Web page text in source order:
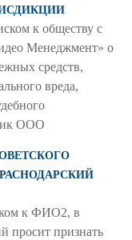
к обществу с
Менеджмент» о
средств,
вреда,
ООО
к ФИО2, в
просит признать